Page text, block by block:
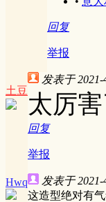
回复
举报
土豆
发表于 2021-
太厉
回复
举报
Hwq 发表于 2021-
这造型绝对有气